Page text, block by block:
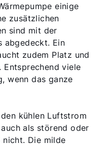
einige
zusätzlichen
sind mit der
abgedeckt. Ein
zudem Platz und
Entsprechend viele
wenn das ganze
kühlen Luftstrom
als störend oder
Die milde